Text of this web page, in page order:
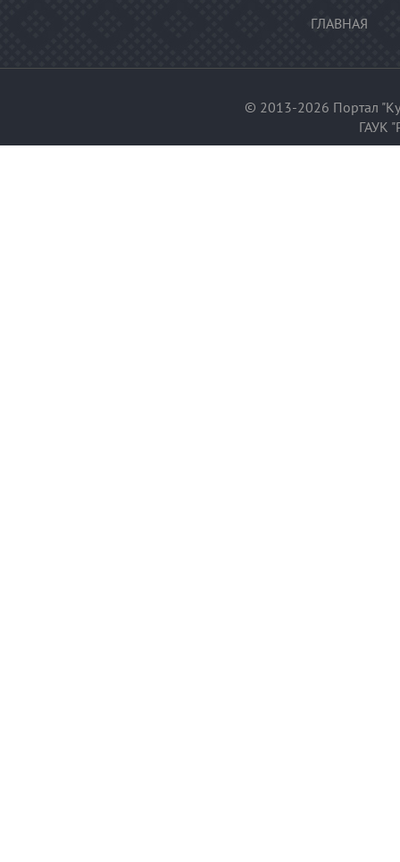
ГЛАВНАЯ
© 2013-2026 Портал
ГАУК